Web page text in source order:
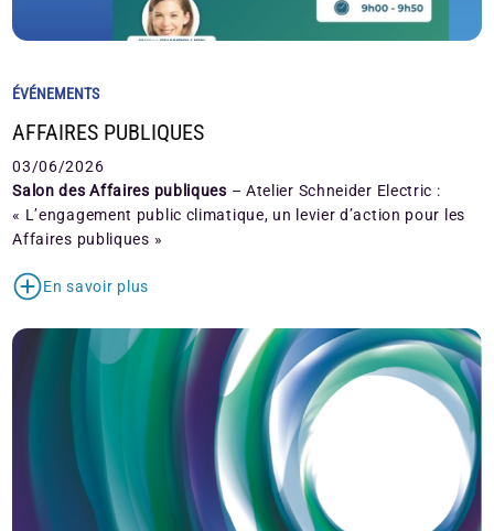
ÉVÉNEMENTS
AFFAIRES PUBLIQUES
03/06/2026
Salon des Affaires publiques – Atelier Schneider Electric :
« L’engagement public climatique, un levier d’action pour les
Affaires publiques »
En savoir plus